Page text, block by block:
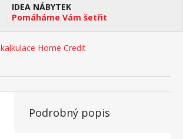
IDEA NÁBYTEK
Pomáháme Vám šetřit
kalkulace Home Credit
Podrobný popis